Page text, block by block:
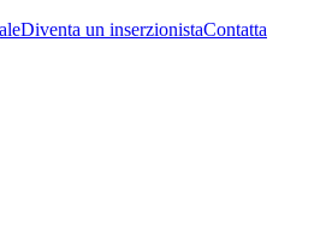
Diventa un inserzionistaContatta